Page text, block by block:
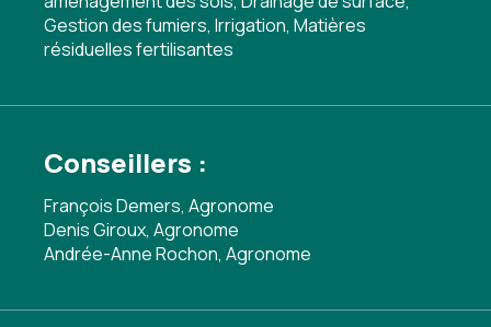
Gestion des fumiers, Irrigation, Matières
résiduelles fertilisantes
Conseillers :
François Demers, Agronome
Denis Giroux, Agronome
Andrée-Anne Rochon, Agronome